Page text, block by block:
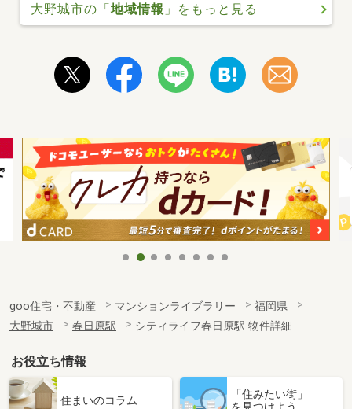
大野城市の「地域情報 」をもっと見る
goo住宅・不動産 マンションライブラリー
福岡県
大野城市
春日原駅 シティライフ春日原駅 物件詳細
お役立ち情報
住まいのコラム
「住みたい街」